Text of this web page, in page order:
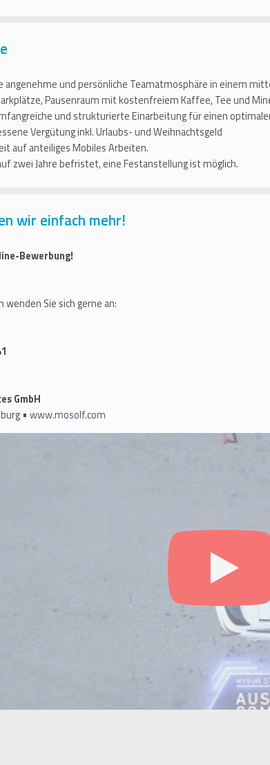
angenehme und persönliche Teamatmosphäre in einem
Pausenraum mit kostenfreiem Kaffee, Tee und
und strukturierte Einarbeitung für einen
Vergütung inkl. Urlaubs- und Weihnachtsgeld
auf anteiliges Mobiles Arbeiten.
zwei Jahre befristet, eine Festanstellung ist möglich.
wir einfach mehr!
Bewerbung!
wenden Sie sich gerne an:
GmbH
• www.mosolf.com